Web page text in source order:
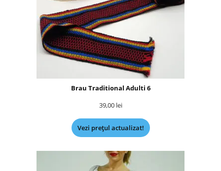
Brau Traditional Adulti 6
39,00 lei
Vezi prețul actualizat!